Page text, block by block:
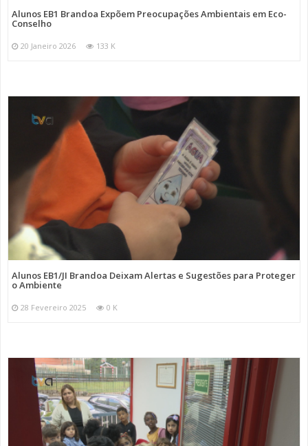
Alunos EB1 Brandoa Expõem Preocupações Ambientais em Eco-
Conselho
20 Janeiro 2026 133 K
Alunos EB1/JI Brandoa Deixam Alertas e Sugestões para Proteger
o Ambiente
28 Fevereiro 2025 0 K